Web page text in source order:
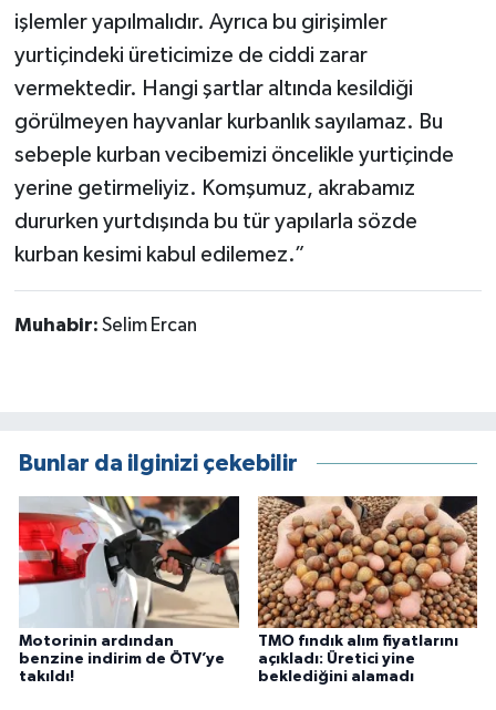
işlemler yapılmalıdır. Ayrıca bu girişimler
yurtiçindeki üreticimize de ciddi zarar
vermektedir. Hangi şartlar altında kesildiği
görülmeyen hayvanlar kurbanlık sayılamaz. Bu
sebeple kurban vecibemizi öncelikle yurtiçinde
yerine getirmeliyiz. Komşumuz, akrabamız
dururken yurtdışında bu tür yapılarla sözde
kurban kesimi kabul edilemez.”
Muhabir: Selim Ercan
Bunlar da ilginizi çekebilir
Motorinin ardından
benzine indirim de ÖTV’ye
takıldı!
TMO fındık alım fiyatlarını
açıkladı: Üretici yine
beklediğini alamadı